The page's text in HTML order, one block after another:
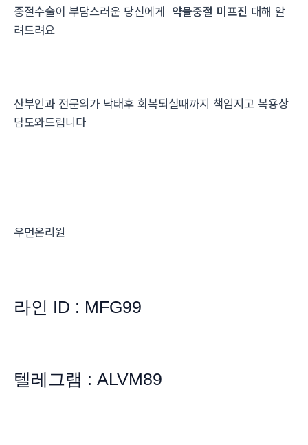
중절수술이 부담스러운 당신에게 약물중절 미프진 대해 알
려드려요
산부인과 전문의가 낙태후 회복되실때까지 책임지고 복용상
담도와드립니다
우먼온리원
라인 ID : MFG99
텔레그램 : ALVM89